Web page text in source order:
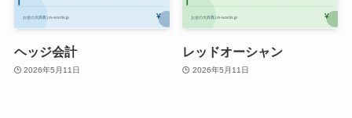
ヘッジ会計
2026年5月11日
レッドオーシャン
2026年5月11日